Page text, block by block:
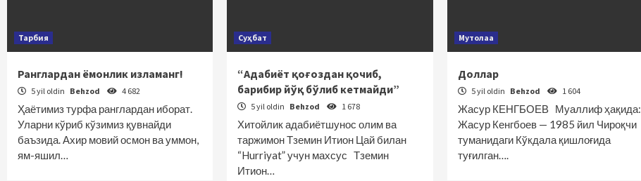
Тарбия
Ранглардан ёмонлик изламанг!
5 yil oldin Behzod 4 682
Ҳаётимиз турфа ранглардан иборат.
Уларни кўриб кўзимиз қувнайди
баъзида. Ахир мовий осмон ва уммон,
ям-яшил…
Суҳбат
“Адабиёт қоғоздан қочиб,
барибир йўқ бўлиб кетмайди”
5 yil oldin Behzod 1 678
Хитойлик адабиётшунос олим ва
таржимон Тземин Итион Цай билан
“Hurriyat” учун махсус Тземин
Итион…
Мутолаа
Доллар
5 yil oldin Behzod 1 604
Жасур КЕНГБОЕВ Муаллиф ҳақида:
Жасур Кенгбоев — 1985 йил Чироқчи
туманидаги Кўкдала қишлоғида
туғилган….